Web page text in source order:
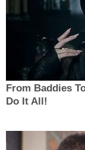
From Baddies
Do It All!